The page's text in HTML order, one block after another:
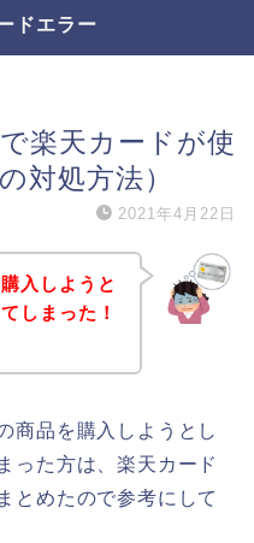
ドエラー
楽天カードが使
対処方法）
2021年4月22日
入しようと
しまった！
商品を購入しようとし
った方は、楽天カード
とめたので参考にして